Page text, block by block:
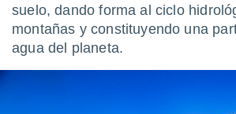
y
forma
suelo, dando forma al ciclo
montañas y constituyendo una
agua del planeta.